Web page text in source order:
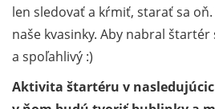
len sledovať a kŕmiť, starať sa
naše kvasinky. Aby nabral
a spoľahlivý :)
Aktivita štartéru v